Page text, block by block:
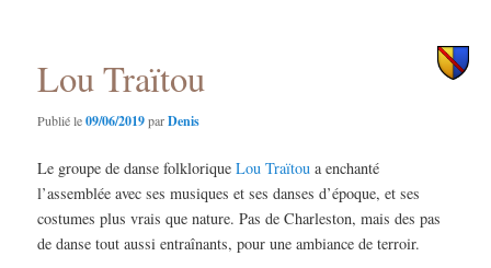
Lou Traïtou
Publié le09/06/2019parDenis
Le groupe de danse folkloriqueLou Traïtou a enchanté
l’assemblée avec ses musiques et ses danses d’époque, et ses
costumes plus vrais que nature. Pas de Charleston, mais des pas
de danse tout aussi entraînants, pour une ambiance de terroir.